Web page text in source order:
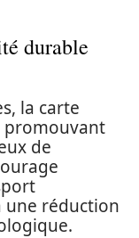
durable
la carte
promouvant
de
une réduction